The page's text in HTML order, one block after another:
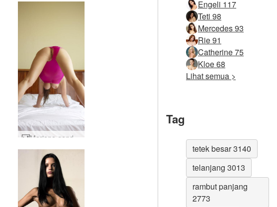
Engeli 117
Teti 98
Mercedes 93
Rie 91
Catherine 75
Kloe 68
Lihat semua >
Tag
tetek besar 3140
telanjang 3013
rambut panjang
2773